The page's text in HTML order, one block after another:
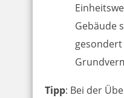
Gebäude
Tipp: Bei der